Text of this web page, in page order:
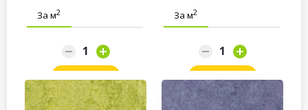
За м2
Заказать
За м2
Заказать